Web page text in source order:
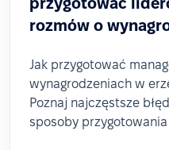
rozmów o
Jak przygotować
wynagrodzeniach w
Poznaj najczęstsze
sposoby przygotowania